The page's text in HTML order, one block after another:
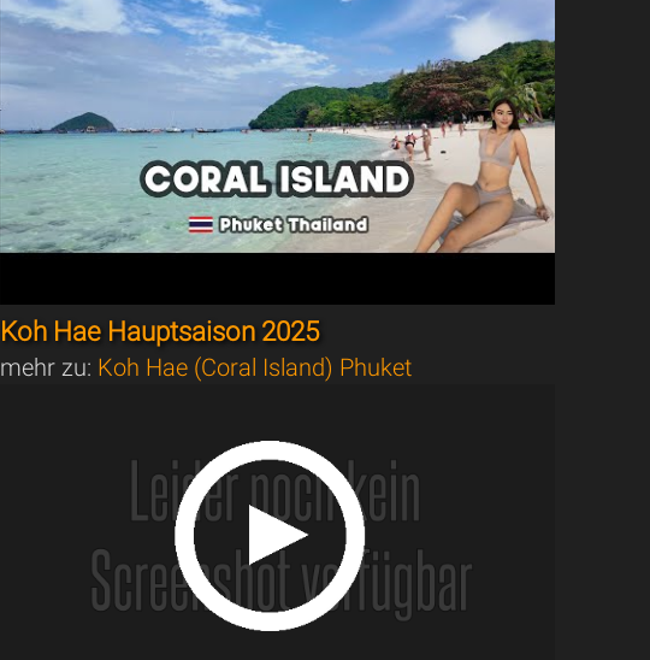
Koh Hae Hauptsaison 2025
mehr zu: Koh Hae (Coral Island) Phuket